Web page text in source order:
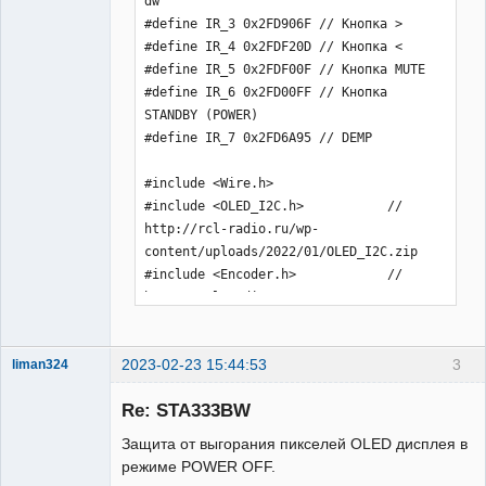
3
liman324 2023-02-23 15:44:53
Re: STA333BW
Защита от выгорания пикселей OLED дисплея в
режиме POWER OFF.